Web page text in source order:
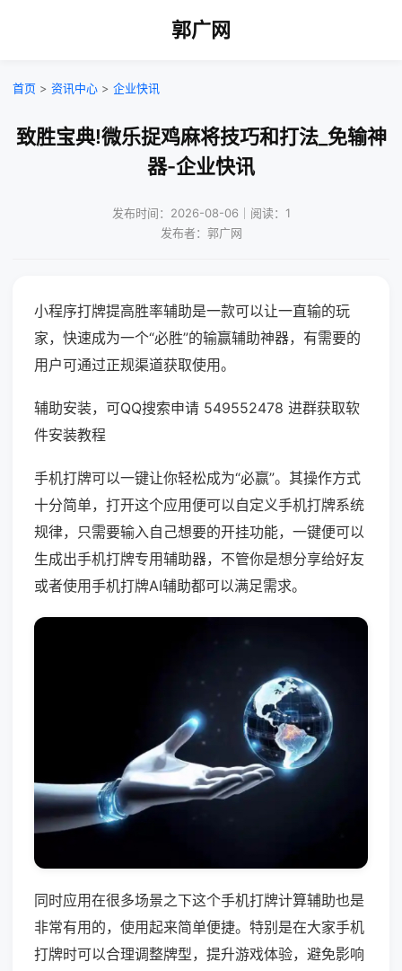
郭广网
首页 > 资讯中心 > 企业快讯
致胜宝典!微乐捉鸡麻将技巧和打法_免输神
器-企业快讯
发布时间：2026-08-06｜阅读：1
发布者：郭广网
小程序打牌提高胜率辅助是一款可以让一直输的玩
家，快速成为一个“必胜”的输赢辅助神器，有需要的
用户可通过正规渠道获取使用。
辅助安装，可QQ搜索申请 549552478 进群获取软
件安装教程
手机打牌可以一键让你轻松成为“必赢”。其操作方式
十分简单，打开这个应用便可以自定义手机打牌系统
规律，只需要输入自己想要的开挂功能，一键便可以
生成出手机打牌专用辅助器，不管你是想分享给好友
或者使用手机打牌AI辅助都可以满足需求。
同时应用在很多场景之下这个手机打牌计算辅助也是
非常有用的，使用起来简单便捷。特别是在大家手机
打牌时可以合理调整牌型，提升游戏体验，避免影响